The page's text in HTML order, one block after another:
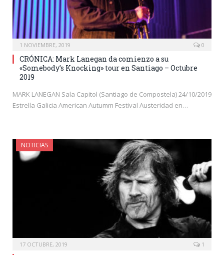
1 NOVIEMBRE, 2019 0
CRÓNICA: Mark Lanegan da comienzo a su
«Somebody’s Knocking» tour en Santiago – Octubre
2019
MARK LANEGAN Sala Capitol (Santiago de Compostela) 24/10/2019
Estrella Galicia American Autumm Festival Austeridad en…
NOTICIAS
17 OCTUBRE, 2019 1